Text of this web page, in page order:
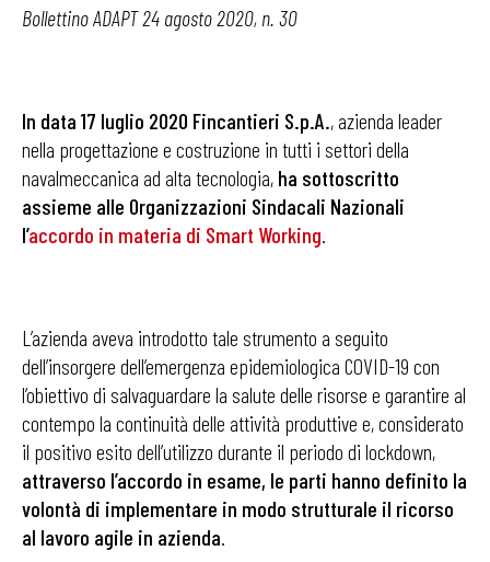
Bollettino ADAPT 24 agosto 2020, n. 30
In data 17 luglio 2020 Fincantieri S.p.A., azienda leader
nella progettazione e costruzione in tutti i settori della
navalmeccanica ad alta tecnologia, ha sottoscritto
assieme alle Organizzazioni Sindacali Nazionali
l’accordo in materia di Smart Working.
L’azienda aveva introdotto tale strumento a seguito
dell’insorgere dell’emergenza epidemiologica COVID-19 con
l’obiettivo di salvaguardare la salute delle risorse e garantire al
contempo la continuità delle attività produttive e, considerato
il positivo esito dell’utilizzo durante il periodo di lockdown,
attraverso l’accordo in esame, le parti hanno definito la
volontà di implementare in modo strutturale il ricorso
al lavoro agile in azienda.